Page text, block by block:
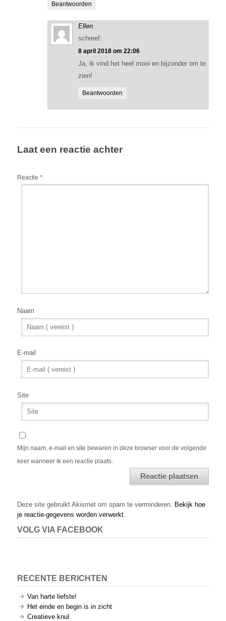
Beantwoorden
Ellen
schreef:
8 april 2018 om 22:06
Ja, ik vind het heel mooi en bijzonder om te
zien!
Beantwoorden
Laat een reactie achter
Reactie *
Naam
E-mail
Site
Mijn naam, e-mail en site bewaren in deze browser voor de volgende
keer wanneer ik een reactie plaats.
Deze site gebruikt Akismet om spam te verminderen. Bekijk hoe
je reactie-gegevens worden verwerkt.
VOLG VIA FACEBOOK
RECENTE BERICHTEN
Van harte liefste!
Het einde en begin is in zicht
Creatieve knul